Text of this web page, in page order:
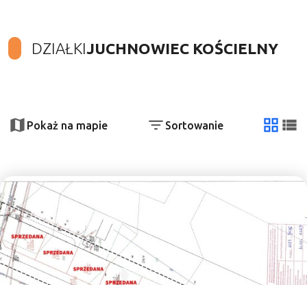
DZIAŁKIJUCHNOWIEC KOŚCIELNY
−Pokaż na mapie Sortowanie
tabela